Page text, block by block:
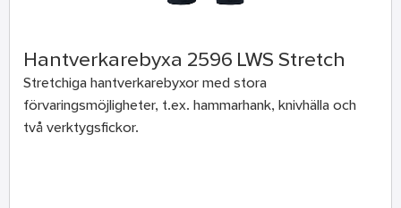
Hantverkarebyxa 2596 LWS Stretch
Stretchiga hantverkarebyxor med stora
förvaringsmöjligheter, t.ex. hammarhank, knivhälla och
två verktygsfickor.